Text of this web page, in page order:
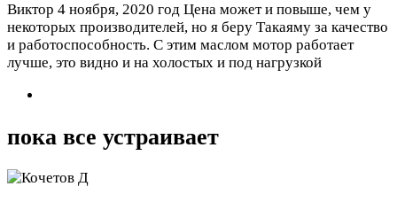
Виктор 4 ноября, 2020 год Цена может и повыше, чем у
некоторых производителей, но я беру Такаяму за качество
и работоспособность. С этим маслом мотор работает
лучше, это видно и на холостых и под нагрузкой
пока все устраивает